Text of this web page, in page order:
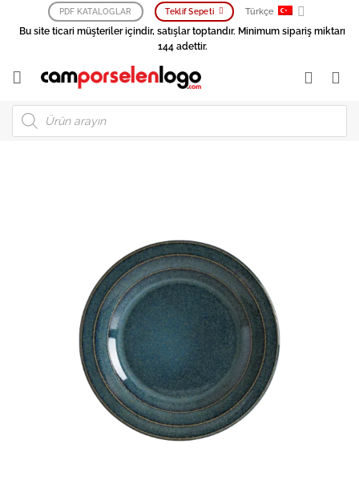
PDF KATALOGLAR Teklif Sepeti Türkçe
Bu site ticari müşteriler içindir, satışlar toptandır. Minimum sipariş miktarı
144 adettir.
Products
search